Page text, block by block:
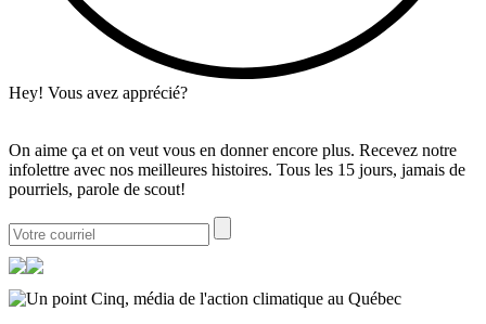
Hey! Vous avez apprécié?
On aime ça et on veut vous en donner encore plus. Recevez notre
infolettre avec nos meilleures histoires. Tous les 15 jours, jamais de
pourriels, parole de scout!